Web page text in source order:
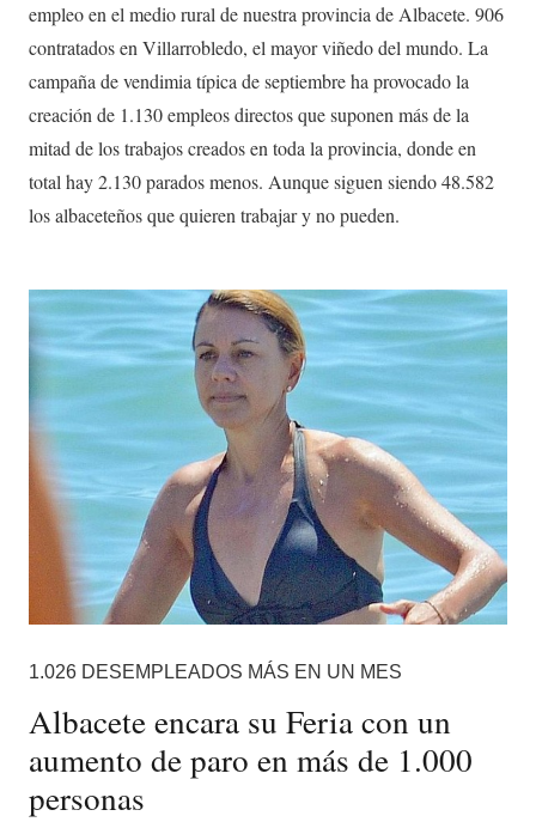
empleo en el medio rural de nuestra provincia de Albacete. 906
contratados en Villarrobledo, el mayor viñedo del mundo. La
campaña de vendimia típica de septiembre ha provocado la
creación de 1.130 empleos directos que suponen más de la
mitad de los trabajos creados en toda la provincia, donde en
total hay 2.130 parados menos. Aunque siguen siendo 48.582
los albaceteños que quieren trabajar y no pueden.
1.026 DESEMPLEADOS MÁS EN UN MES
Albacete encara su Feria con un
aumento de paro en más de 1.000
personas